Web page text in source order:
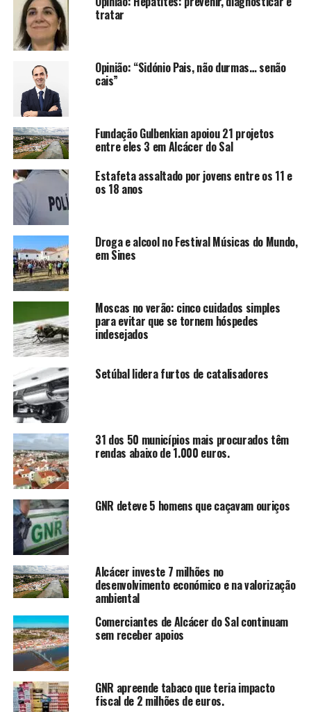
tratar
Opinião: “Sidónio Pais, não durmas… senão
cais”
Fundação Gulbenkian apoiou 21 projetos
entre eles 3 em Alcácer do Sal
Estafeta assaltado por jovens entre os 11 e
os 18 anos
Droga e alcool no Festival Músicas do Mundo,
em Sines
Moscas no verão: cinco cuidados simples
para evitar que se tornem hóspedes
indesejados
Setúbal lidera furtos de catalisadores
31 dos 50 municípios mais procurados têm
rendas abaixo de 1.000 euros.
GNR deteve 5 homens que caçavam ouriços
Alcácer investe 7 milhões no
desenvolvimento económico e na valorização
ambiental
Comerciantes de Alcácer do Sal continuam
sem receber apoios
GNR apreende tabaco que teria impacto
fiscal de 2 milhões de euros.